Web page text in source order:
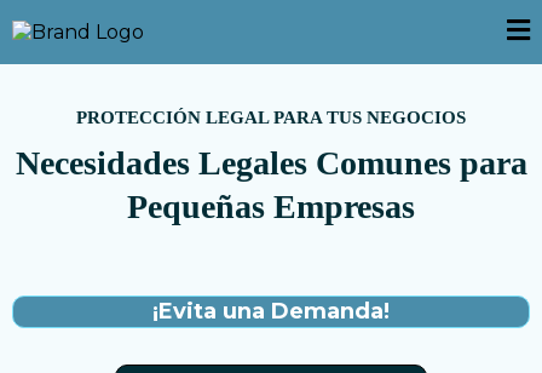
PROTECCIÓN LEGAL PARA TUS NEGOCIOS
Necesidades Legales Comunes para
Pequeñas Empresas
¡Evita una Demanda!